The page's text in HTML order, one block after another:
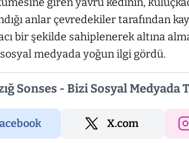
anlar çevredekiler tarafından
bir şekilde sahiplenerek altına
medyada yoğun ilgi gördü.
Sonses - Bizi Sosyal Medyada
X.com